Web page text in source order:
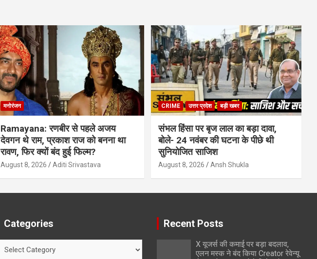
मनोरंजन
Ramayana: रणबीर से पहले अजय
देवगन थे राम, प्रकाश राज को बनना था
रावण, फिर क्यों बंद हुई फिल्म?
August 8, 2026 Aditi Srivastava
CRIME उत्तर प्रदेश बड़ी खबर
संभल हिंसा पर बृज लाल का बड़ा दावा,
बोले- 24 नवंबर की घटना के पीछे थी
सुनियोजित साजिश
August 8, 2026 Ansh Shukla
Categories Recent Posts
X यूजर्स की कमाई पर बड़ा बदलाव,
एलन मस्क ने बंद किया Creator रेवेन्यू